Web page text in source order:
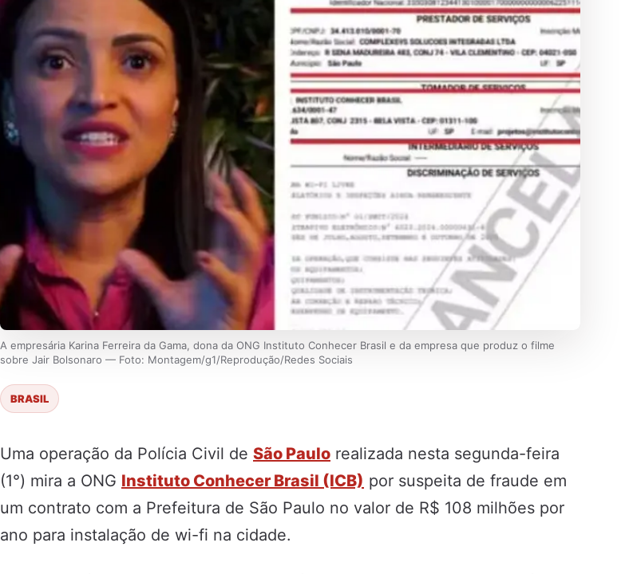
A empresária Karina Ferreira da Gama, dona da ONG Instituto Conhecer Brasil e da empresa que produz o filme
sobre Jair Bolsonaro — Foto: Montagem/g1/Reprodução/Redes Sociais
BRASIL
Uma operação da Polícia Civil de São Paulo realizada nesta segunda-feira
(1°) mira a ONG Instituto Conhecer Brasil (ICB) por suspeita de fraude em
um contrato com a Prefeitura de São Paulo no valor de R$ 108 milhões por
ano para instalação de wi-fi na cidade.